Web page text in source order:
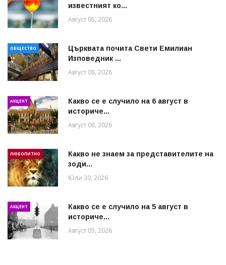
известният ко...
Август 05, 2026
ОБЩЕСТВО
Църквата почита Свeти Емилиан
Изповедник ...
Август 08, 2026
АКЦЕНТ
Какво се е случило на 6 август в
историче...
Август 06, 2026
ЛЮБОПИТНО
Какво не знаем за представителите на
зоди...
Юли 30, 2026
АКЦЕНТ
Какво се е случило на 5 август в
историче...
Август 05, 2026